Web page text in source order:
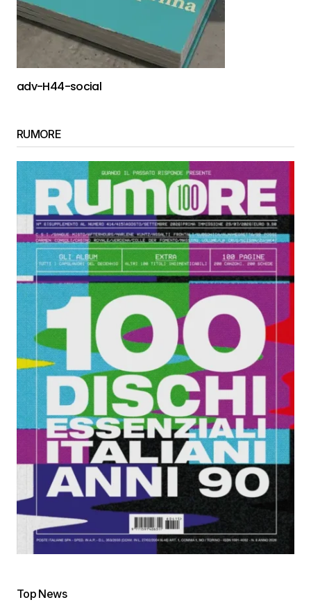
adv-H44-social
RUMORE
Top News